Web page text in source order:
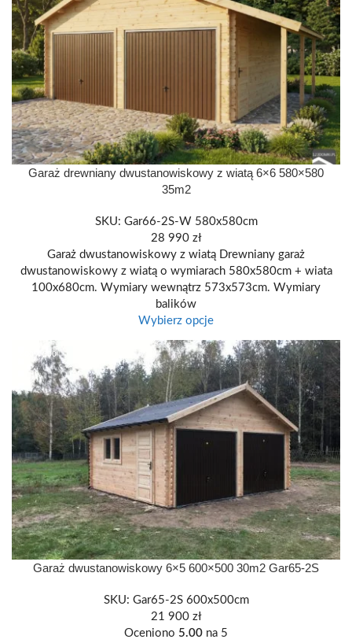
Garaż drewniany dwustanowiskowy z wiatą 6×6 580×580
35m2
SKU: Gar66-2S-W 580x580cm
28 990 zł
Garaż dwustanowiskowy z wiatą Drewniany garaż
dwustanowiskowy z wiatą o wymiarach 580x580cm + wiata
100x680cm. Wymiary wewnątrz 573x573cm. Wymiary
balików
Wybierz opcje
600 X 500
Garaż dwustanowiskowy 6×5 600×500 30m2 Gar65-2S
SKU: Gar65-2S 600x500cm
21 900 zł
Oceniono 5.00 na 5